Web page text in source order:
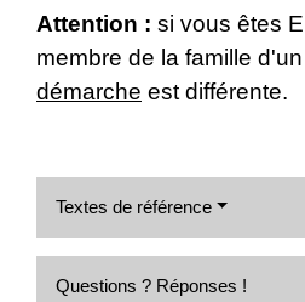
Attention : si vous êtes
membre de la famille
démarche est différente.
Textes de référence
Questions ? Réponses !